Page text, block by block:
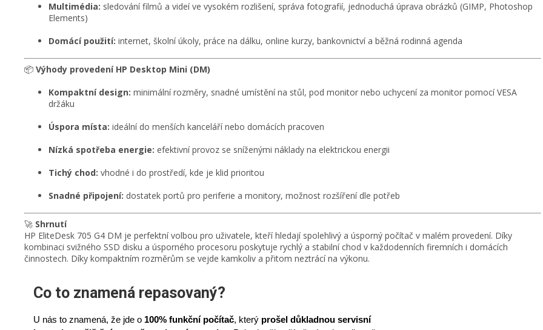
Multimédia: sledování filmů a videí ve vysokém rozlišení, správa fotografií, jednoduchá úprava obrázků (GIMP, Photoshop
Elements)
Domácí použití: internet, školní úkoly, práce na dálku, online kurzy, bankovnictví a běžná rodinná agenda
📦 Výhody provedení HP Desktop Mini (DM)
Kompaktní design: minimální rozměry, snadné umístění na stůl, pod monitor nebo uchycení za monitor pomocí VESA
držáku
Úspora místa: ideální do menších kanceláří nebo domácích pracoven
Nízká spotřeba energie: efektivní provoz se sníženými náklady na elektrickou energii
Tichý chod: vhodné i do prostředí, kde je klid prioritou
Snadné připojení: dostatek portů pro periferie a monitory, možnost rozšíření dle potřeb
🚀 Shrnutí
HP EliteDesk 705 G4 DM je perfektní volbou pro uživatele, kteří hledají spolehlivý a úsporný počítač v malém provedení. Díky
kombinaci svižného SSD disku a úsporného procesoru poskytuje rychlý a stabilní chod v každodenních firemních i domácích
činnostech. Díky kompaktním rozměrům se vejde kamkoliv a přitom neztrácí na výkonu.
Co to znamená repasovaný?
U nás to znamená, že jde o 100% funkční počítač, který prošel důkladnou servisní